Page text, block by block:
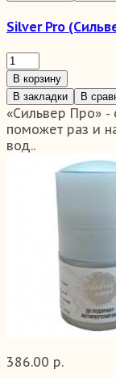
Silver Pro
В корзину
В закладки
В
«Сильвер Про» -
поможет раз и
вод..
386.00 р.